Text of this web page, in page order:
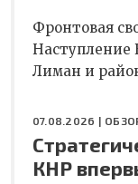
Фронтовая
Наступление
Лиман и
07.08.2026 |
КНР